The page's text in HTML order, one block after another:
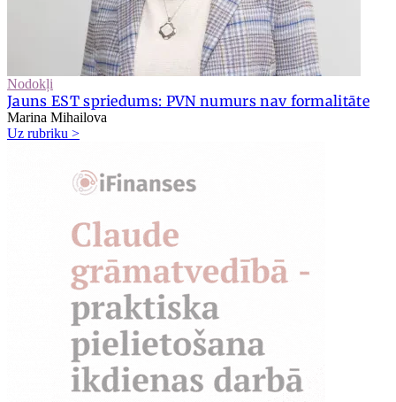
Nodokļi
Jauns EST spriedums: PVN numurs nav formalitāte
Marina Mihailova
Uz rubriku >